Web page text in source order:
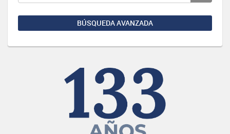
BÚSQUEDA AVANZADA